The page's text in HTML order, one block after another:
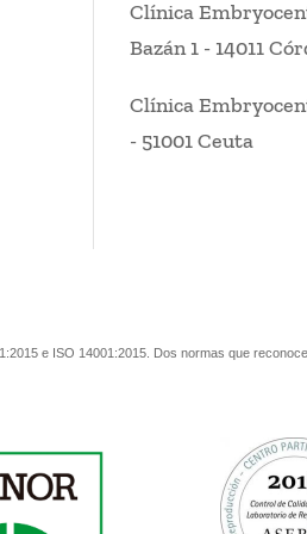
Clínica
Bazán 1- 14011
Clínica
- 51001 Ceuta
e ISO 14001:2015. Dos normas que